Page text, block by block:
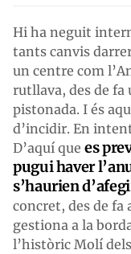
Hi ha neguit
tants canvis
un centre com
rutllava, des de fa
pistonada. I és
d’incidir. En
D’aquí que es
pugui haver
s’haurien
concret, des de fa
gestiona a la
l’històric Molí